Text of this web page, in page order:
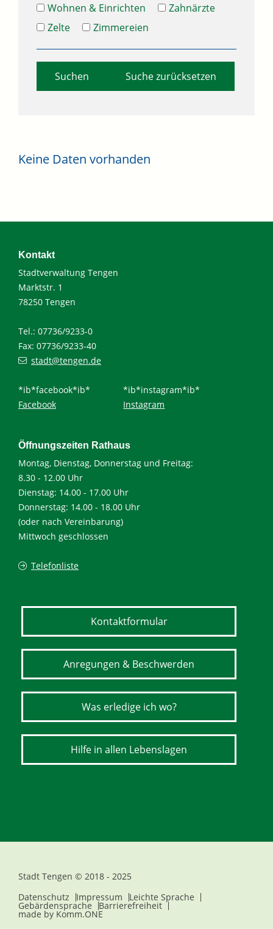
Wohnen & Einrichten
Zahnärzte
Zelte
Zimmereien
Suche zurücksetzen
Keine Daten vorhanden
Kontakt
Stadtverwaltung Tengen
Marktstr. 1
78250 Tengen
Tel.: 07736/9233-0
Fax: 07736/9233-40
stadt@tengen.de
*ib*facebook*ib*
Facebook
*ib*instagram*ib*
Instagram
Öffnungszeiten Rathaus
Montag, Dienstag, Donnerstag und Freitag:
8.30 - 12.00 Uhr
Dienstag: 14.00 - 17.00 Uhr
Donnerstag: 14.00 - 18.00 Uhr
(oder nach Vereinbarung)
Mittwoch geschlossen
Telefonliste
Kontaktformular
Anregungen & Beschwerden
Was erledige ich wo?
Hilfe in allen Lebenslagen
Stadt Tengen © 2018 - 2025
Datenschutz
Impressum Leichte Sprache
Gebärdensprache Barrierefreiheit
made by Komm.ONE